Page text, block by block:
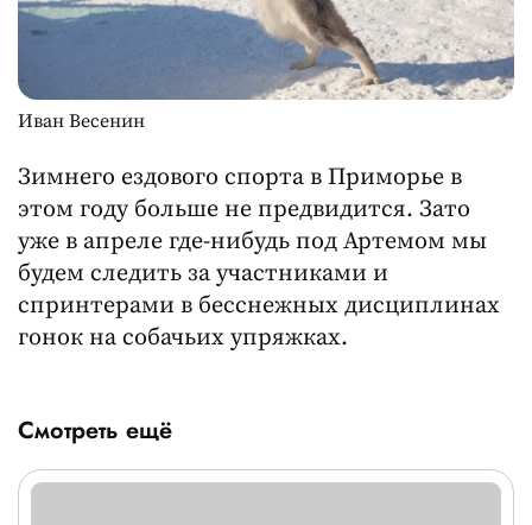
Иван Весенин
Зимнего ездового спорта в Приморье в
этом году больше не предвидится. Зато
уже в апреле где-нибудь под Артемом мы
будем следить за участниками и
спринтерами в бесснежных дисциплинах
гонок на собачьих упряжках.
Смотреть ещё